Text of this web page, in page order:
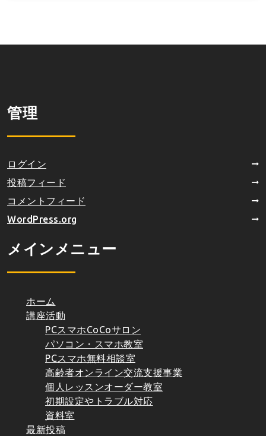
管理
ログイン
投稿フィード
コメントフィード
WordPress.org
メインメニュー
ホーム
講座活動
PCスマホCoCoサロン
パソコン・スマホ教室
PCスマホ無料相談室
高齢者オンライン交流支援事業
個人レッスンオーダー教室
初期設定やトラブル対応
資料室
最新投稿